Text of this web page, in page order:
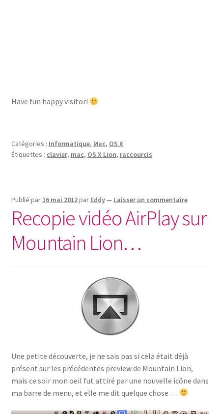
Have fun happy visitor!
Catégories : Informatique, Mac, OS X
Étiquettes : clavier, mac, OS X Lion, raccourcis
Publié par 16 mai 2012par Eddy— Laisser un commentaire
Recopie vidéo AirPlay sur
Mountain Lion…
Une petite découverte, je ne sais pas si cela était déjà
présent sur les précédentes preview de Mountain Lion,
mais ce soir mon oeil fut attiré par une nouvelle icône dans
ma barre de menu, et elle me dit quelque chose …